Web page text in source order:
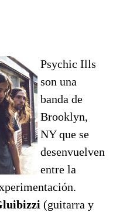
Psychic Ills
son una
banda de
Brooklyn,
NY que se
desenvuelven
entre la
(guitarra y